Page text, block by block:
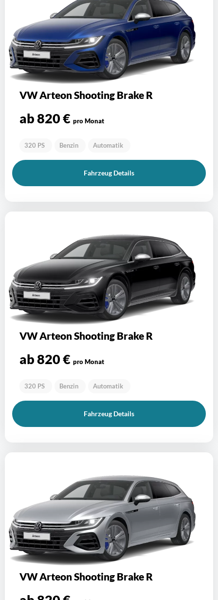
VW Arteon Shooting Brake R
ab 820 € pro Monat
320 PS Benzin Automatik
Fahrzeug Details
VW Arteon Shooting Brake R
ab 820 € pro Monat
320 PS Benzin Automatik
Fahrzeug Details
VW Arteon Shooting Brake R